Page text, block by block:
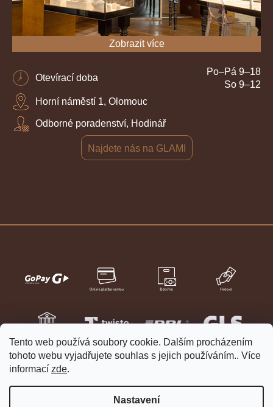
Tento web používá soubory cookie. Dalším procházením
tohoto webu vyjadřujete souhlas s jejich používáním.. Více
informací zde.
Nastavení
Zobrazit více
Otevírací doba
Po–Pá 9–18
So 9–12
Horní náměstí 1, Olomouc
Odborné poradenství, Hodinář
Najdete nás na GLAMI